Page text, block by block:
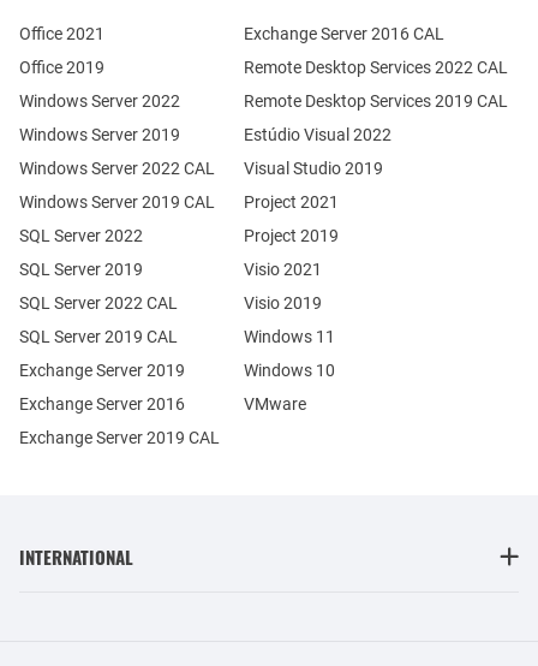
Office 2021
Office 2019
Windows Server 2022
Windows Server 2019
Exchange Server 2019
Exchange Server 2016
SQL Server 2022
SQL Server 2019
Windows Server 2022 CAL
Windows Server 2019 CAL
SQL Server 2022 CAL
SQL Server 2019 CAL
Remote Desktop Services 2022 CAL
Remote Desktop Services 2019 CAL
Exchange Server 2019 CAL
Exchange Server 2016 CAL
Estúdio Visual 2022
Visual Studio 2019
Project 2021
Project 2019
Visio 2021
Visio 2019
Windows 11
Windows 10
VMware
INTERNATIONAL